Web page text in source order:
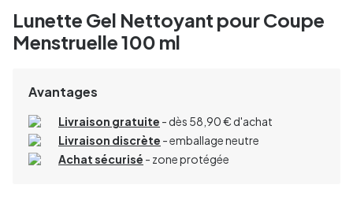
Lunette Gel Nettoyant pour Coupe
Menstruelle 100 ml
Avantages
Livraison gratuite - dès 58,90 € d'achat
Livraison discrète - emballage neutre
Achat sécurisé - zone protégée